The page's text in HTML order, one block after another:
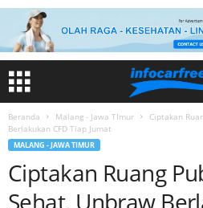
Beranda Malang - Jawa TImur
Ciptakan
Berlakukan CFD Tiap Jumat
MALANG - JAWA TIMUR
Ciptakan Ruang
Sehat, Unbraw